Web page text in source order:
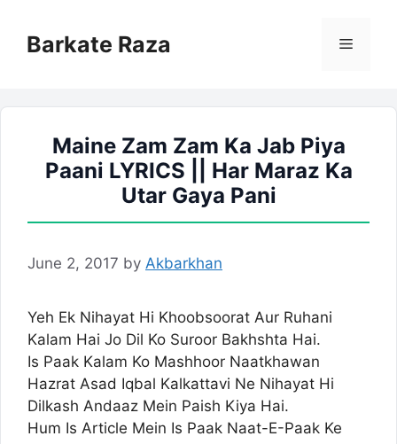
contentBarkate Raza Menu
Maine Zam Zam Ka Jab Piya
Paani LYRICS || Har Maraz Ka
Utar Gaya Pani
June 2, 2017 by Akbarkhan
Yeh Ek Nihayat Hi Khoobsoorat Aur Ruhani
Kalam Hai Jo Dil Ko Suroor Bakhshta Hai.
Is Paak Kalam Ko Mashhoor Naatkhawan
Hazrat Asad Iqbal Kalkattavi Ne Nihayat Hi
Dilkash Andaaz Mein Paish Kiya Hai.
Hum Is Article Mein Is Paak Naat-E-Paak Ke